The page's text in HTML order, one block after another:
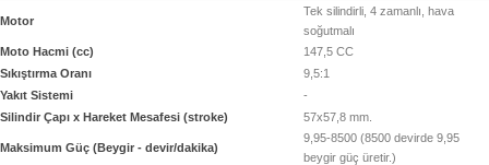
Motor
Tek silindirli, 4 zamanlı, hava
soğutmalı
Moto Hacmi (cc)
147,5 CC
Sıkıştırma Oranı
9,5:1
Yakıt Sistemi
-
Silindir Çapı x Hareket Mesafesi (stroke)
57x57,8 mm.
Maksimum Güç (Beygir - devir/dakika)
9,95-8500 (8500 devirde 9,95
beygir güç üretir.)